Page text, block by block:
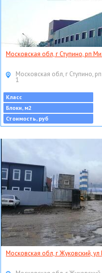
Московская обл, г Ступино, рп
Московская обл, г Ступино,
1
Класс
Блоки, м2
Стоимость, руб
Московская обл, г Жуковский,